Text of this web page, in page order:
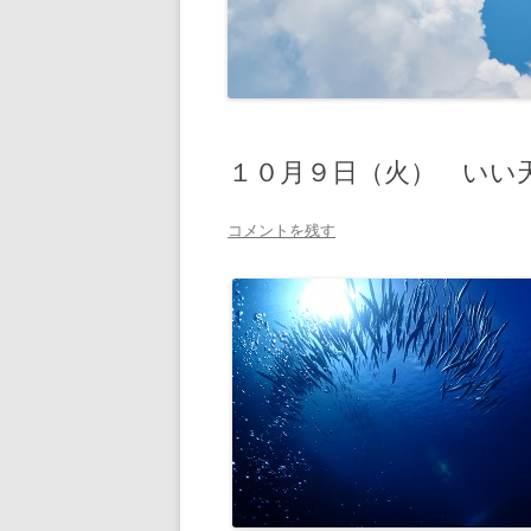
１０月９日（火） いい
コメントを残す